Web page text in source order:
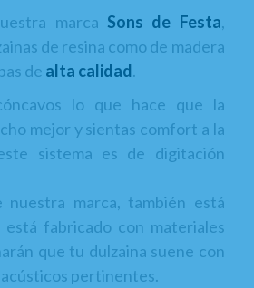
marca Sons de Festa,
de resina como de madera
de alta calidad.
lo que hace que la
mejor y sientas comfort a la
sistema es de digitación
nuestra marca, también está
está fabricado con materiales
que tu dulzaina suene con
pertinentes.